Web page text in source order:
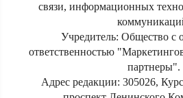
связи, информационных
Учредитель: Общество с
ответственностью
партнеры".
Адрес редакции: 305026,